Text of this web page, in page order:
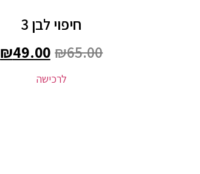
חיפוי לבן 3
₪65.00
₪49.00
לרכישה